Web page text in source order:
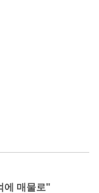
에 매물로"